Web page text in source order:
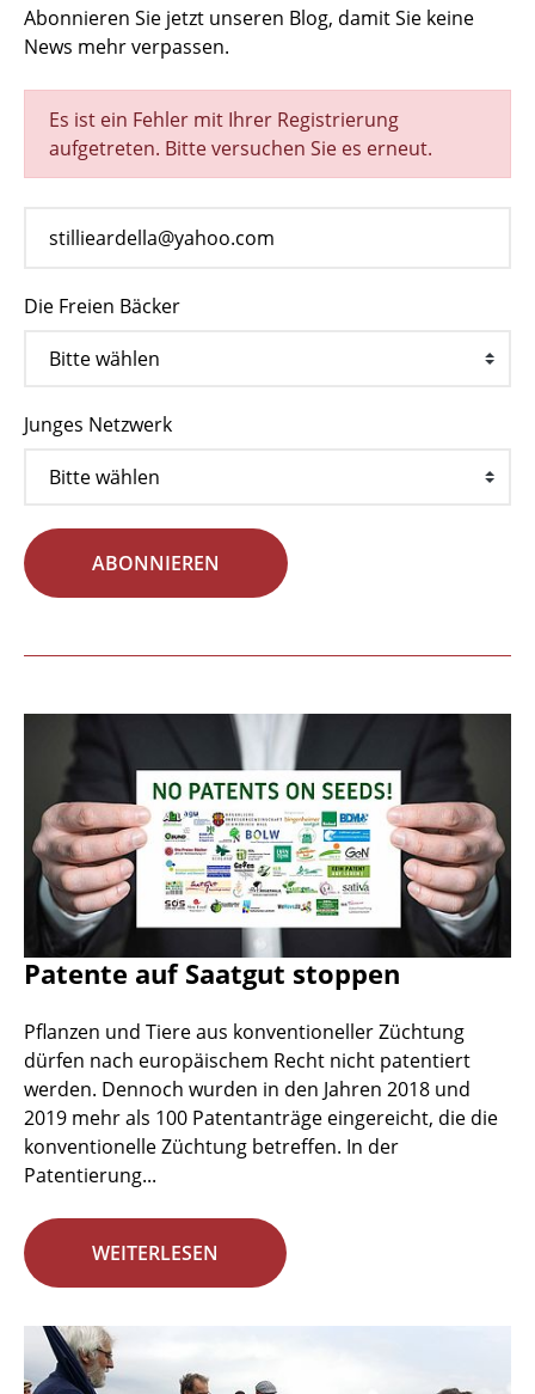
Abonnieren Sie jetzt unseren Blog, damit Sie keine
News mehr verpassen.
Es ist ein Fehler mit Ihrer Registrierung
aufgetreten. Bitte versuchen Sie es erneut.
Die Freien Bäcker
Junges Netzwerk
ABONNIEREN
Patente auf Saatgut stoppen
Pflanzen und Tiere aus konventioneller Züchtung
dürfen nach europäischem Recht nicht patentiert
werden. Dennoch wurden in den Jahren 2018 und
2019 mehr als 100 Patentanträge eingereicht, die die
konventionelle Züchtung betreffen. In der
Patentierung...
WEITERLESEN